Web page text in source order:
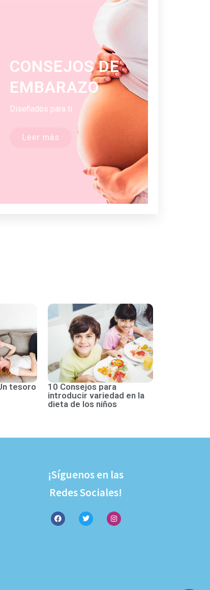
CONSEJOS DE
EMBARAZO
Diseñados para ti
Leer más
tesoro
10 Consejos para
introducir variedad en la
dieta de los niños
¡Síguenos en las
Redes Sociales!